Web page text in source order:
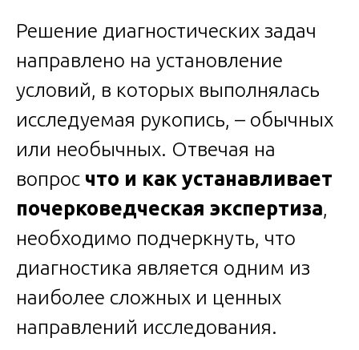
Решение диагностических задач
направлено на установление
условий, в которых выполнялась
исследуемая рукопись, – обычных
или необычных. Отвечая на
вопрос что и как устанавливает
почерковедческая экспертиза,
необходимо подчеркнуть, что
диагностика является одним из
наиболее сложных и ценных
направлений исследования.